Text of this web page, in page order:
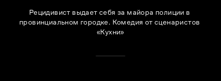
Рецидивист выдает себя за майора полиции в
провинциальном городке. Комедия от сценаристов
«Кухни»